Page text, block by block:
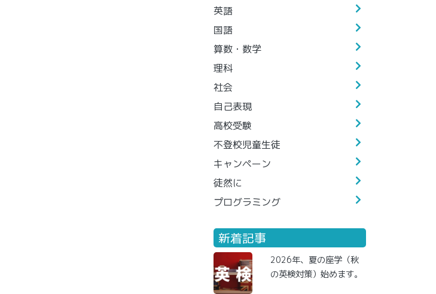
英語
国語
算数・数学
理科
社会
自己表現
高校受験
不登校児童生徒
キャンペーン
徒然に
プログラミング
新着記事
2026年、夏の座学（秋
の英検対策）始めます。